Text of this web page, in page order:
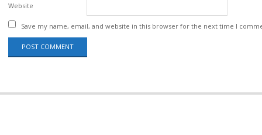
Website
Save my name, email, and website in this browser for the next time I